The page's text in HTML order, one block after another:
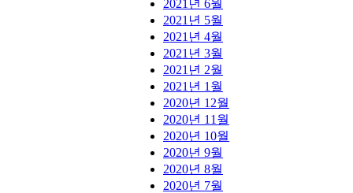
2021년 6월
2021년 5월
2021년 4월
2021년 3월
2021년 2월
2021년 1월
2020년 12월
2020년 11월
2020년 10월
2020년 9월
2020년 8월
2020년 7월